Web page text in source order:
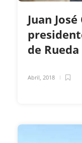
Juan
de Rueda
Abril, 2018